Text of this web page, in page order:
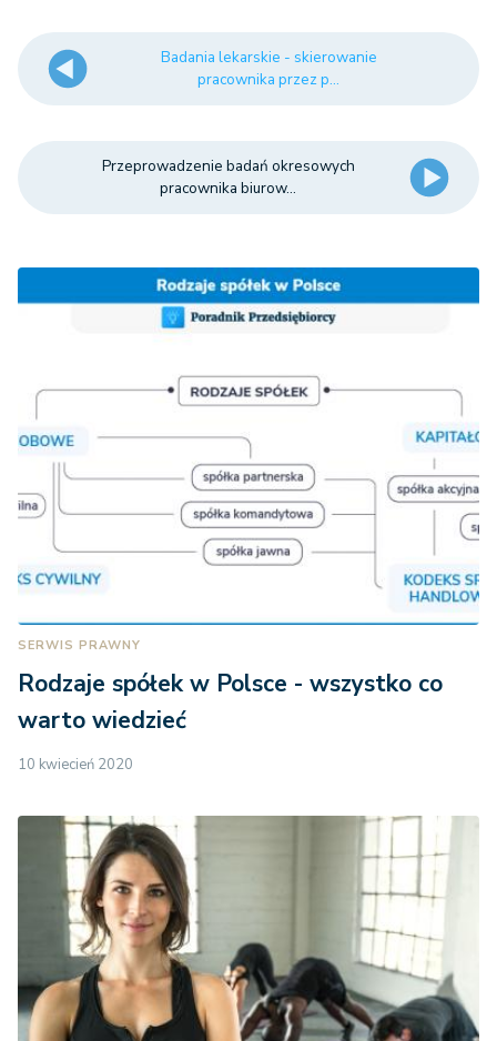
Badania lekarskie - skierowanie
pracownika przez p...
Przeprowadzenie badań okresowych
pracownika biurow...
SERWIS PRAWNY
Rodzaje spółek w Polsce - wszystko co
warto wiedzieć
10 kwiecień 2020